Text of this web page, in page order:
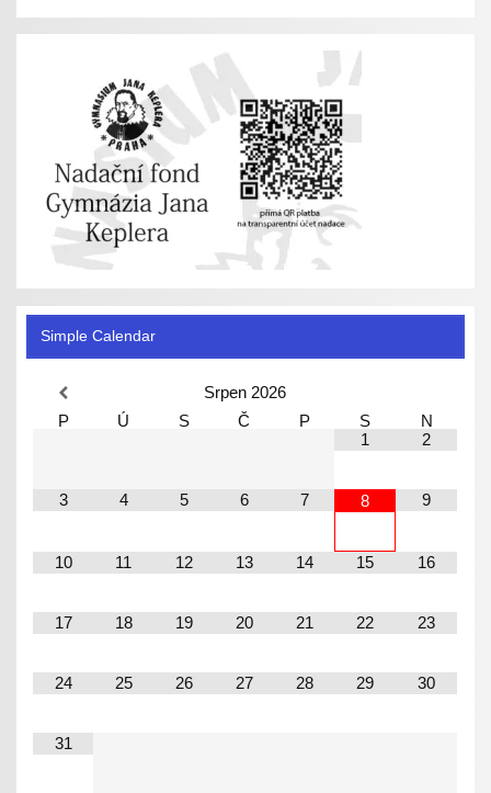
Simple Calendar
Srpen 2026
P
Ú S Č P S
N
1
2
3 4 5 6 7 8 9
10 11 12 13 14 15 16
17 18 19 20 21 22 23
24 25 26 27 28 29 30
31